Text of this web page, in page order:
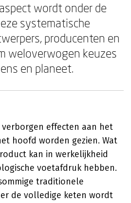
wordt onder de
systematische
producenten en
weloverwogen keuzes
en planeet.
effecten aan het
hoofd worden gezien. Wat
kan in werkelijkheid
voetafdruk hebben.
traditionele
de volledige keten wordt